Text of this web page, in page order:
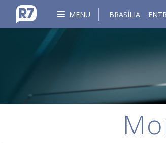
MENU BRASÍLIA